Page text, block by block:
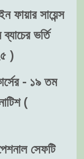
ফায়ার সায়েন্স
ভর্তি
)
- ১৯ তম
(
সেফটি